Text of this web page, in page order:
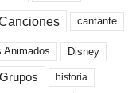
cantante
Animados Disney
Grupos historia